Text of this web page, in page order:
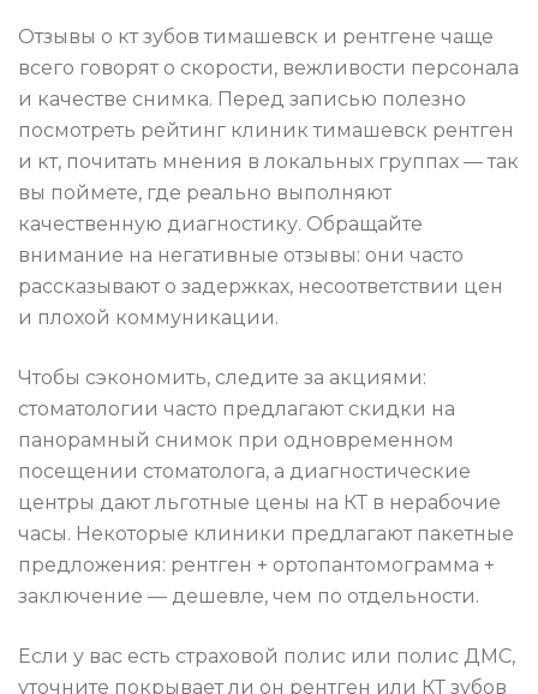
Отзывы о кт зубов тимашевск и рентгене чаще
всего говорят о скорости, вежливости персонала
и качестве снимка. Перед записью полезно
посмотреть рейтинг клиник тимашевск рентген
и кт, почитать мнения в локальных группах — так
вы поймете, где реально выполняют
качественную диагностику. Обращайте
внимание на негативные отзывы: они часто
рассказывают о задержках, несоответствии цен
и плохой коммуникации.
Чтобы сэкономить, следите за акциями:
стоматологии часто предлагают скидки на
панорамный снимок при одновременном
посещении стоматолога, а диагностические
центры дают льготные цены на КТ в нерабочие
часы. Некоторые клиники предлагают пакетные
предложения: рентген + ортопантомограмма +
заключение — дешевле, чем по отдельности.
Если у вас есть страховой полис или полис ДМС,
уточните покрывает ли он рентген или КТ зубов